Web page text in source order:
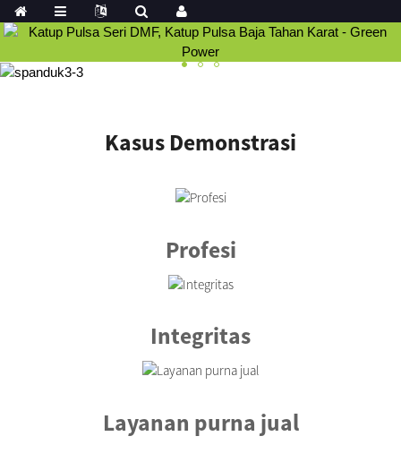
Kasus Demonstrasi
Profesi
Integritas
Layanan purna jual